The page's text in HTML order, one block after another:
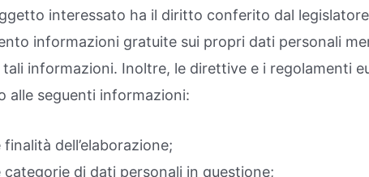
interessato ha il diritto conferito dal
informazioni gratuite sui propri dati personali
informazioni. Inoltre, le direttive e i regolamenti
alle seguenti informazioni:
finalità dell’elaborazione;
categorie di dati personali in questione;